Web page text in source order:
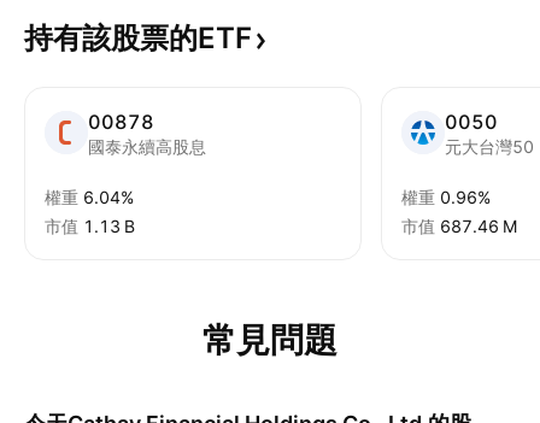
持有該股票的ETF
00878
國泰永續高股息
權重 6.04%
市值 ‪1.13 B‬
0050
元大台灣50
權重 0.96%
市值 ‪687.46 M‬
常見問題